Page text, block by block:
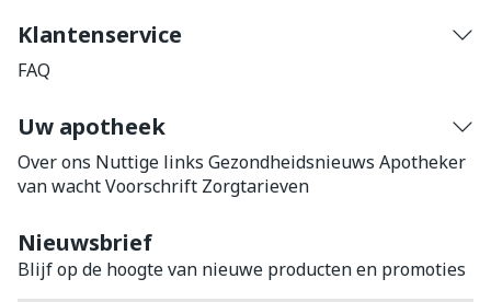
Klantenservice
FAQ
Uw apotheek
Over ons Nuttige links Gezondheidsnieuws Apotheker
van wachtVoorschrift Zorgtarieven
Nieuwsbrief
Blijf op de hoogte van nieuwe producten en promoties